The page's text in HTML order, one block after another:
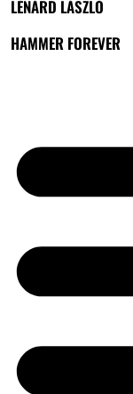
LÉNÁRD LÁSZLÓ
HAMMER FOREVER